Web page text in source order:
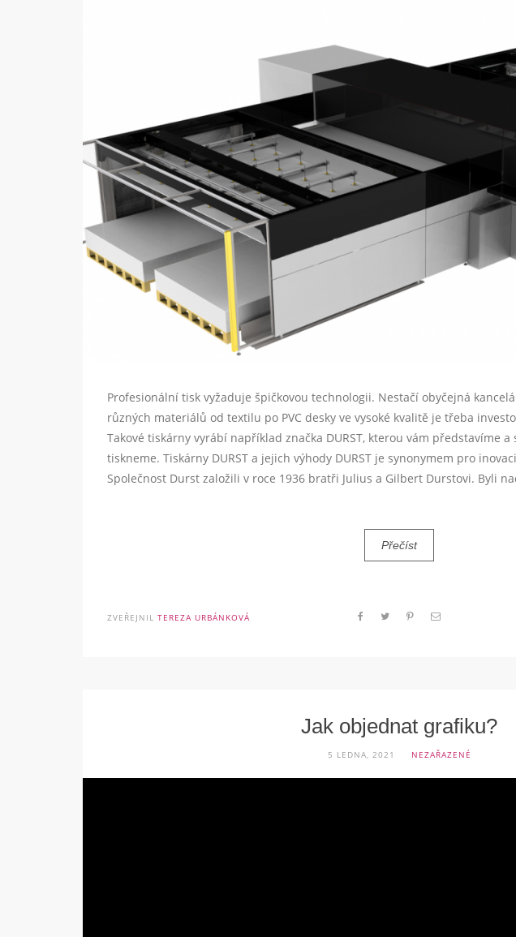
Profesionální tisk vyžaduje špičkovou technologii. Nestačí obyčejná
různých materiálů od textilu po PVC desky ve vysoké kvalitě je třeba
Takové tiskárny vyrábí například značka DURST, kterou vám představíme
tiskneme. Tiskárny DURST a jejich výhody DURST je synonymem pro
Společnost Durst založili v roce 1936 bratři Julius a Gilbert Durstovi. Byli
Přečíst
ZVEŘEJNIL TEREZA URBÁNKOVÁ
Jak objednat grafiku?
5 LEDNA, 2021 NEZAŘAZENÉ